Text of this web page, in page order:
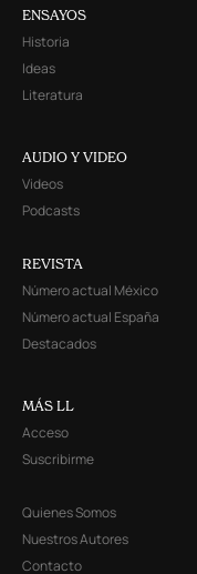
ENSAYOS
Historia
Ideas
Literatura
AUDIO Y VIDEO
Videos
Podcasts
REVISTA
Número actual México
Número actual España
Destacados
MÁS LL
Acceso
Suscribirme
Quienes Somos
Nuestros Autores
Contacto